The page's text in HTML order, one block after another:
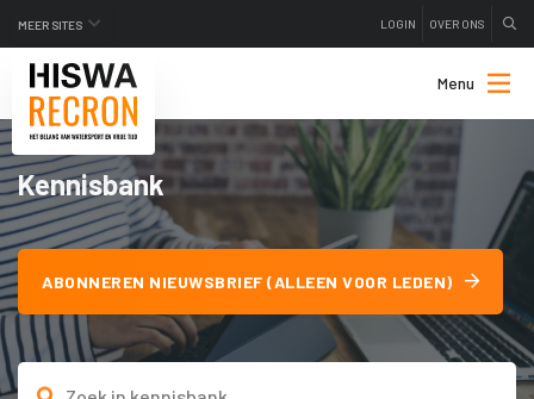
MEER SITES LOGIN OVER ONS
Menu
Kennisbank
ABONNEREN NIEUWSBRIEF (ALLEEN VOOR LEDEN)